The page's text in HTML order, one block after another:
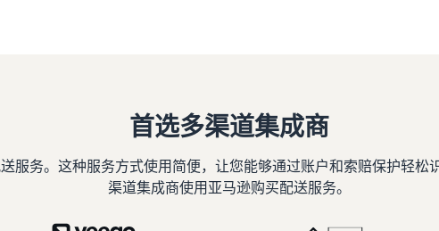
首选多渠道集成商
服务。这种服务方式使用简便，让您能够通过账户和索赔保护轻
渠道集成商使用亚马逊购买配送服务。